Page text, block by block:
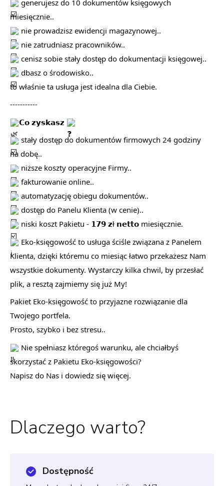
generujesz do 10 dokumentów księgowych
miesięcznie..
nie prowadzisz ewidencji magazynowej..
nie zatrudniasz pracowników..
cenisz sobie stały dostęp do dokumentacji księgowej..
dbasz o środowisko..
to właśnie ta usługa jest idealna dla Ciebie.
-----------
𝗖𝗼 𝘇𝘆𝘀𝗸𝗮𝘀𝘇
stały dostęp do dokumentów firmowych 24 godziny
na dobę..
niższe koszty operacyjne Firmy..
fakturowanie online..
automatyzację obiegu dokumentów..
dostęp do Panelu Klienta (w cenie)..
niski koszt Pakietu - 𝟭𝟳𝟵 𝘇ł 𝗻𝗲𝘁𝘁𝗼 miesięcznie.
Eko-księgowość to usługa ściśle związana z Panelem
Klienta, dzięki któremu co miesiąc łatwo przekażesz Nam
wszystkie dokumenty. Wystarczy kilka chwil, by przesłać
plik, a resztą zajmiemy się już My!
Pakiet Eko-księgowość to przyjazne rozwiązanie dla
Twojego portfela.
Prosto, szybko i bez stresu..
Nie spełniasz któregoś warunku, ale chciałbyś
skorzystać z Pakietu Eko-księgowości?
Napisz do Nas i dowiedz się więcej.
Dlaczego warto?
Dostępność